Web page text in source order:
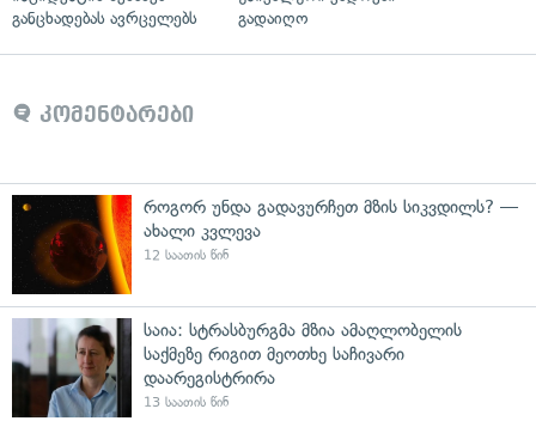
განცხადებას ავრცელებს
გადაიღო
კომენტარები
როგორ უნდა გადავურჩეთ მზის სიკვდილს? —
ახალი კვლევა
12 საათის წინ
საია: სტრასბურგმა მზია ამაღლობელის
საქმეზე რიგით მეოთხე საჩივარი
დაარეგისტრირა
13 საათის წინ